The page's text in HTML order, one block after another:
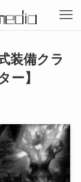
装備クラ
ー】